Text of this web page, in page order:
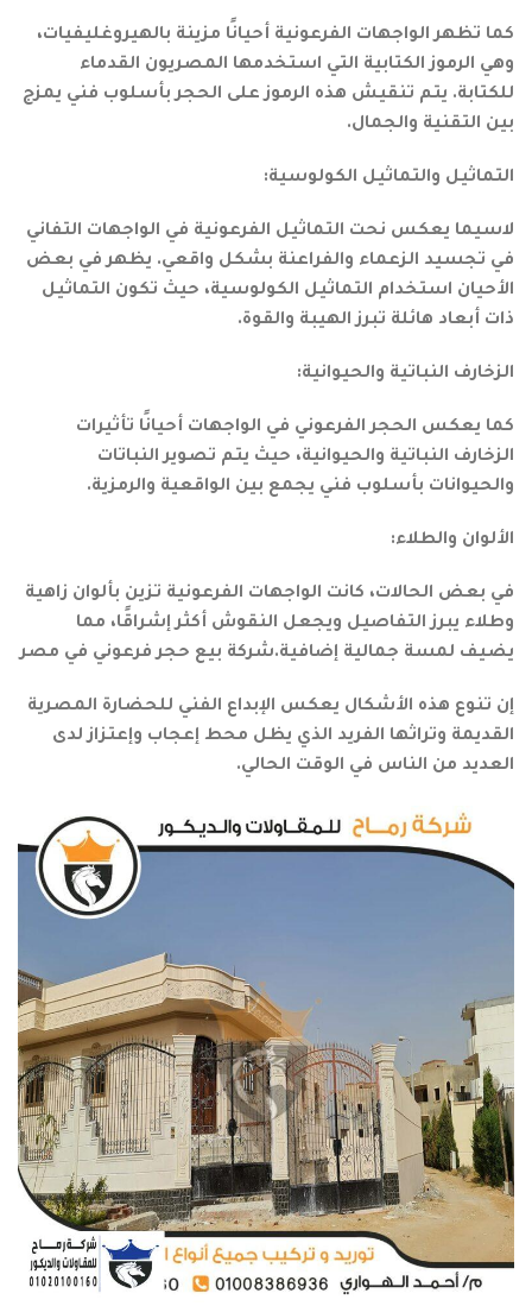
كما تظهر الواجهات الفرعونية أحيانًا مزينة بالهيروغليفيات،
وهي الرموز الكتابية التي استخدمها المصريون القدماء
للكتابة. يتم تنقيش هذه الرموز على الحجر بأسلوب فني يمزج
بين التقنية والجمال.
التماثيل والتماثيل الكولوسية:
لاسيما يعكس نحت التماثيل الفرعونية في الواجهات التفاني
في تجسيد الزعماء والفراعنة بشكل واقعي. يظهر في بعض
الأحيان استخدام التماثيل الكولوسية، حيث تكون التماثيل
ذات أبعاد هائلة تبرز الهيبة والقوة.
الزخارف النباتية والحيوانية:
كما يعكس الحجر الفرعوني في الواجهات أحيانًا تأثيرات
الزخارف النباتية والحيوانية، حيث يتم تصوير النباتات
والحيوانات بأسلوب فني يجمع بين الواقعية والرمزية.
الألوان والطلاء:
في بعض الحالات، كانت الواجهات الفرعونية تزين بألوان زاهية
وطلاء يبرز التفاصيل ويجعل النقوش أكثر إشراقًا، مما
يضيف لمسة جمالية إضافية.شركة بيع حجر فرعوني في مصر
إن تنوع هذه الأشكال يعكس الإبداع الفني للحضارة المصرية
القديمة وتراثها الفريد الذي يظل محط إعجاب وإعتزاز لدى
العديد من الناس في الوقت الحالي.